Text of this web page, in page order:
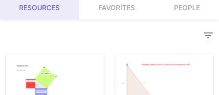
Algebra
Operations
Geometry
RESOURCES FAVORITES PEOPLE